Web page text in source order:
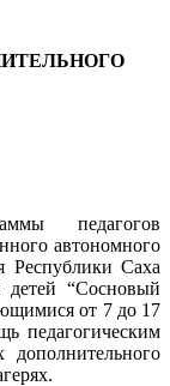
педагогов
автономного
Республики Саха
детей “Сосновый
от 7 до 17
педагогическим